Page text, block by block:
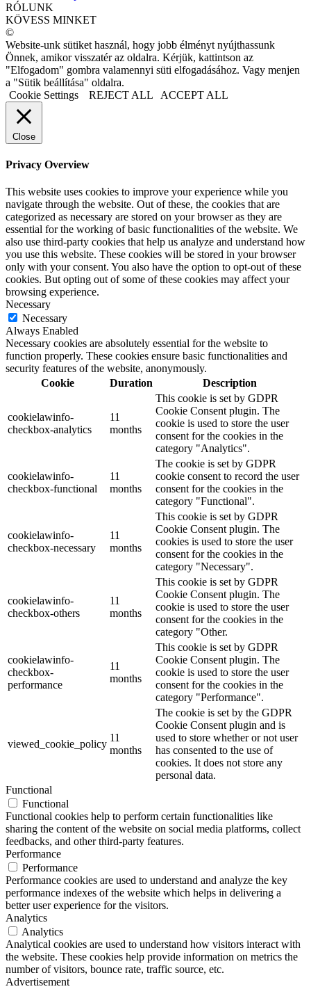
RÓLUNK
KÖVESS MINKET
©
Website-unk sütiket használ, hogy jobb élményt nyújthassunk
Önnek, amikor visszatér az oldalra. Kérjük, kattintson az
"Elfogadom" gombra valamennyi süti elfogadásához. Vagy menjen
a "Sütik beállítása" oldalra.
Cookie Settings
REJECT ALL ACCEPT ALL
Close
Privacy Overview
This website uses cookies to improve your experience while you
navigate through the website. Out of these, the cookies that are
categorized as necessary are stored on your browser as they are
essential for the working of basic functionalities of the website. We
also use third-party cookies that help us analyze and understand how
you use this website. These cookies will be stored in your browser
only with your consent. You also have the option to opt-out of these
cookies. But opting out of some of these cookies may affect your
browsing experience.
Necessary
Necessary
Always Enabled
Necessary cookies are absolutely essential for the website to
function properly. These cookies ensure basic functionalities and
security features of the website, anonymously.
Cookie
Duration Description
cookielawinfo-
checkbox-analytics
11
months
This cookie is set by GDPR
Cookie Consent plugin. The
cookie is used to store the user
consent for the cookies in the
category "Analytics".
cookielawinfo-
checkbox-functional
11
months
The cookie is set by GDPR
cookie consent to record the user
consent for the cookies in the
category "Functional".
cookielawinfo-
checkbox-necessary
11
months
This cookie is set by GDPR
Cookie Consent plugin. The
cookies is used to store the user
consent for the cookies in the
category "Necessary".
cookielawinfo-
checkbox-others
11
months
This cookie is set by GDPR
Cookie Consent plugin. The
cookie is used to store the user
consent for the cookies in the
category "Other.
cookielawinfo-
checkbox-
performance
11
months
This cookie is set by GDPR
Cookie Consent plugin. The
cookie is used to store the user
consent for the cookies in the
category "Performance".
viewed_cookie_policy
11
months
The cookie is set by the GDPR
Cookie Consent plugin and is
used to store whether or not user
has consented to the use of
cookies. It does not store any
personal data.
Functional
Functional
Functional cookies help to perform certain functionalities like
sharing the content of the website on social media platforms, collect
feedbacks, and other third-party features.
Performance
Performance
Performance cookies are used to understand and analyze the key
performance indexes of the website which helps in delivering a
better user experience for the visitors.
Analytics
Analytics
Analytical cookies are used to understand how visitors interact with
the website. These cookies help provide information on metrics the
number of visitors, bounce rate, traffic source, etc.
Advertisement